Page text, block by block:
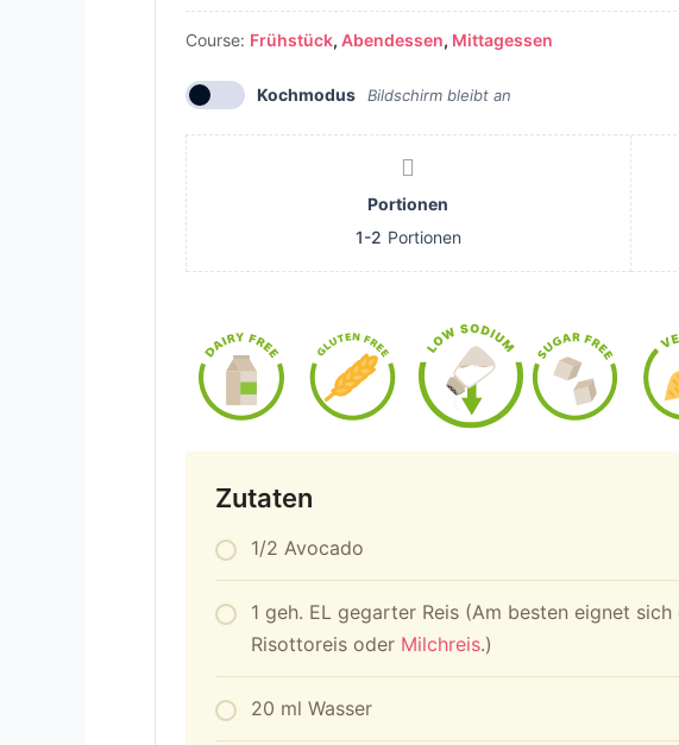
Course: Frühstück, Abendessen, Mittagessen
Kochmodus Bildschirm bleibt an
Portionen
1-2 Portionen
Zutaten
1/2 Avocado
1 geh. EL gegarter Reis (Am besten eignet
Risottoreis oder Milchreis.)
20 ml Wasser